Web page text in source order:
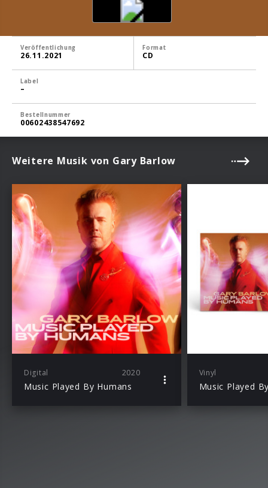
Veröffentlichung
26.11.2021
Format
CD
Label
–
Bestellnummer
00602438547692
Weitere Musik von Gary Barlow
Digital 2020
Music Played By Humans
Vinyl
Music Played